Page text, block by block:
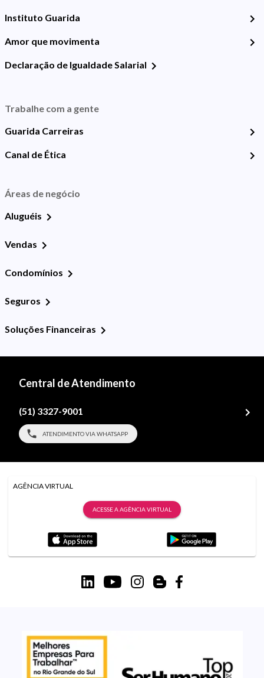
Instituto Guarida
Amor que movimenta
Declaração de Igualdade Salarial
Trabalhe com a gente
Guarida Carreiras
Canal de Ética
Áreas de negócio
Aluguéis
Vendas
Condomínios
Seguros
Soluções Financeiras
Central de Atendimento
(51) 3327-9001
ATENDIMENTO VIA WHATSAPP
AGÊNCIA VIRTUAL
ACESSE A AGÊNCIA VIRTUAL